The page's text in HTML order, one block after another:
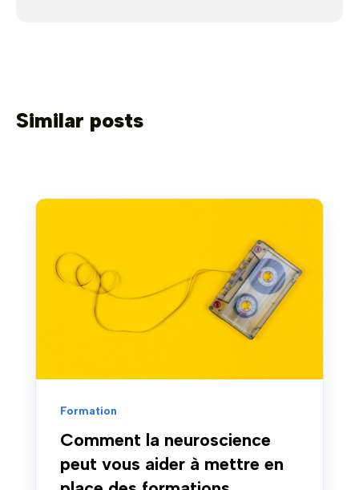
Similar posts
Formation
Comment la neuroscience
peut vous aider à mettre en